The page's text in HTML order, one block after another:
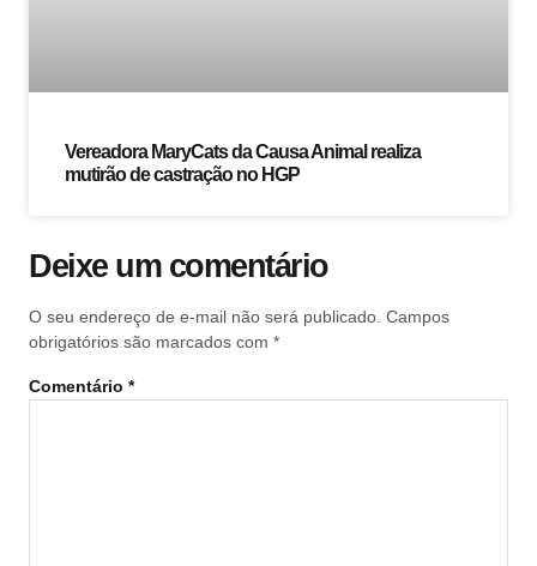
Vereadora MaryCats da Causa Animal realiza
mutirão de castração no HGP
Deixe um comentário
O seu endereço de e-mail não será publicado. Campos
obrigatórios são marcados com *
Comentário *